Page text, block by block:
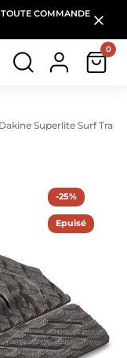
COMMANDE
0
Superlite Surf
-25%
Epuisé